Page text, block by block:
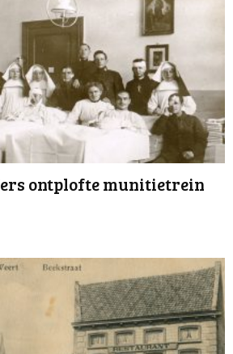
ontplofte munitietrein